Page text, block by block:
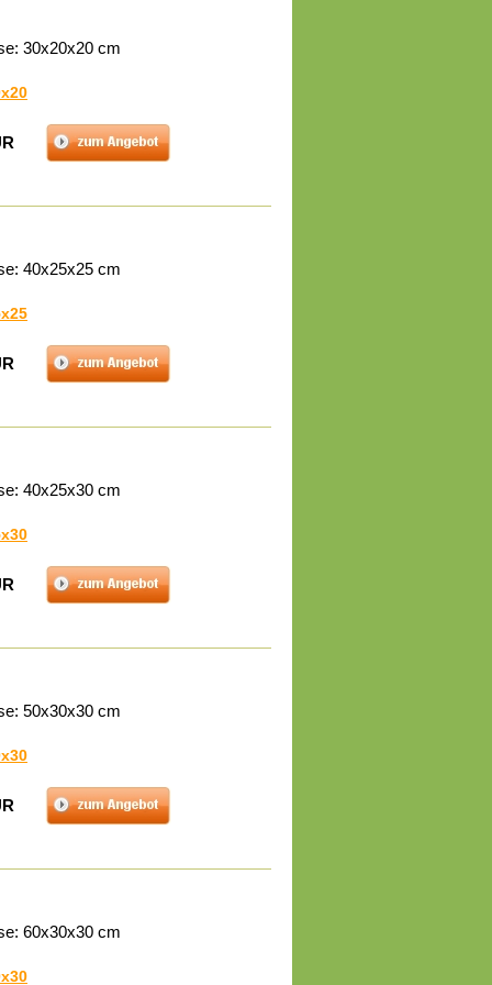
30x20x20 cm
40x25x25 cm
40x25x30 cm
50x30x30 cm
60x30x30 cm